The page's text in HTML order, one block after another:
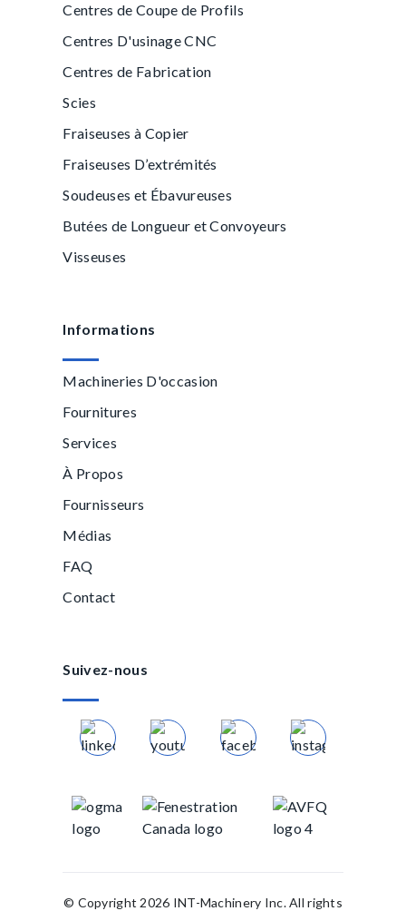
Centres de Coupe de Profils
Centres D'usinage CNC
Centres de Fabrication
Scies
Fraiseuses à Copier
Fraiseuses D’extrémités
Soudeuses et Ébavureuses
Butées de Longueur et Convoyeurs
Visseuses
Informations
Machineries D'occasion
Fournitures
Services
À Propos
Fournisseurs
Médias
FAQ
Contact
Suivez-nous
© Copyright 2026 INT-Machinery Inc. All rights